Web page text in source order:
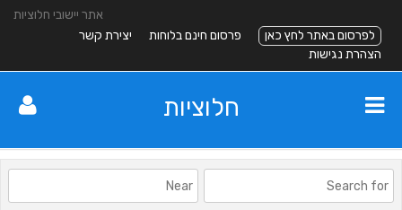
אתר יישובי חלוציות
לפרסום באתר לחץ כאן
פרסום חינם בלוחות
יצירת קשר
הצהרת נגישות
חלוציות